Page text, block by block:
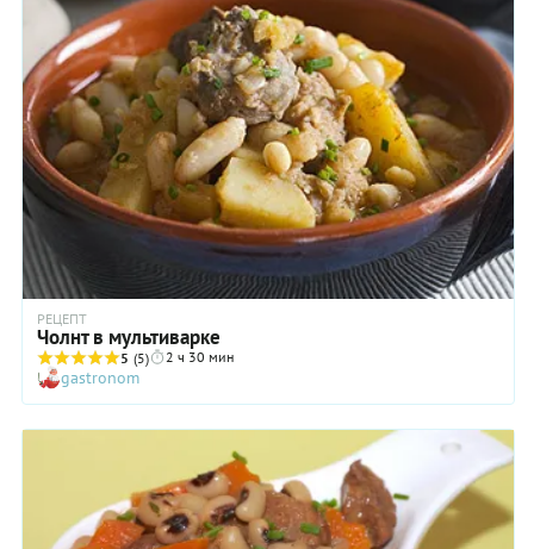
РЕЦЕПТ
Чолнт в мультиварке
5 (5) 2 ч 30 мин
gastronom